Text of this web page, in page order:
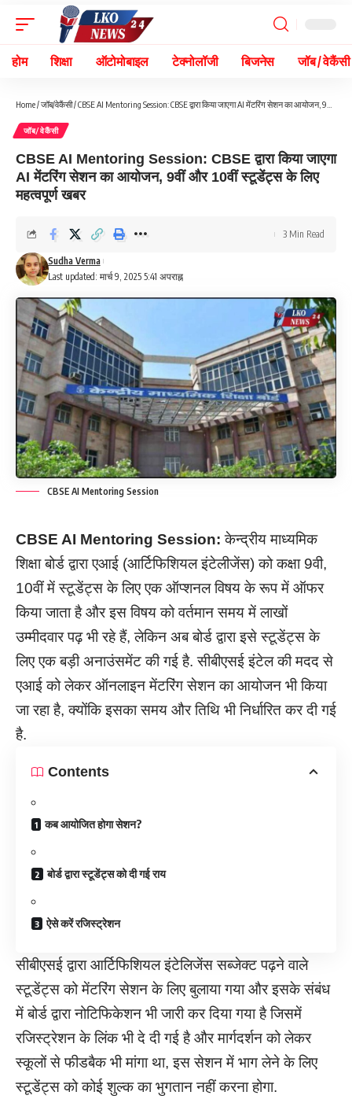
होम शिक्षा ऑटोमोबाइल टेक्नोलॉजी बिजनेस जॉब / वेकैंसी
Home/जॉब/वेकैंसी/CBSE AI Mentoring Session: CBSE द्वारा किया जाएगा AI मेंटरिंग सेशन का आयोजन, 9वीं और 10वीं स्टूडेंट्स के लिए महत्वपूर्ण खबर
जॉब/वेकैंसी
CBSE AI Mentoring Session: CBSE द्वारा किया जाएगा
AI मेंटरिंग सेशन का आयोजन, 9वीं और 10वीं स्टूडेंट्स के लिए
महत्वपूर्ण खबर
Last updated: मार्च 9, 2025 5:41 अपराह्न
Sudha Verma
3 Min Read
CBSE AI Mentoring Session
CBSE AI Mentoring Session:केन्द्रीय माध्यमिक
शिक्षा बोर्ड द्वारा एआई (आर्टिफिशियल इंटेलीजेंस) को कक्षा 9वी,
10वीं में स्टूडेंट्स के लिए एक ऑप्शनल विषय के रूप में ऑफर
किया जाता है और इस विषय को वर्तमान समय में लाखों
उम्मीदवार पढ़ भी रहे हैं, लेकिन अब बोर्ड द्वारा इसे स्टूडेंट्स के
लिए एक बड़ी अनाउंसमेंट की गई है. सीबीएसई इंटेल की मदद से
एआई को लेकर ऑनलाइन मेंटरिंग सेशन का आयोजन भी किया
जा रहा है, क्योंकि इसका समय और तिथि भी निर्धारित कर दी गई
है.
Contents
कब आयोजित होगा सेशन?
बोर्ड द्वारा स्टूडेंट्स को दी गई राय
ऐसे करें रजिस्ट्रेशन
सीबीएसई द्वारा आर्टिफिशियल इंटेलिजेंस सब्जेक्ट पढ़ने वाले
स्टूडेंट्स को मेंटरिंग सेशन के लिए बुलाया गया और इसके संबंध
में बोर्ड द्वारा नोटिफिकेशन भी जारी कर दिया गया है जिसमें
रजिस्ट्रेशन के लिंक भी दे दी गई है और मार्गदर्शन को लेकर
स्कूलों से फीडबैक भी मांगा था, इस सेशन में भाग लेने के लिए
स्टूडेंट्स को कोई शुल्क का भुगतान नहीं करना होगा.